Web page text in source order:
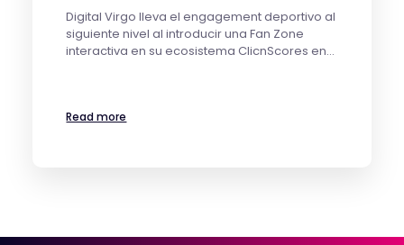
Digital Virgo lleva el engagement deportivo al
siguiente nivel al introducir una Fan Zone
interactiva en su ecosistema ClicnScores en…
Read more